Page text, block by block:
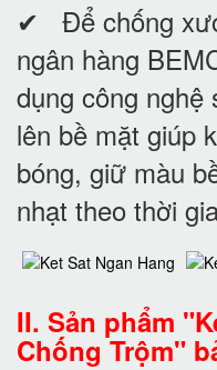
✔ Để chống
ngân hàng
dụng công
lên bề mặt giúp
bóng, giữ màu
nhạt theo thời
II. Sản phẩm
Chống Trộm"